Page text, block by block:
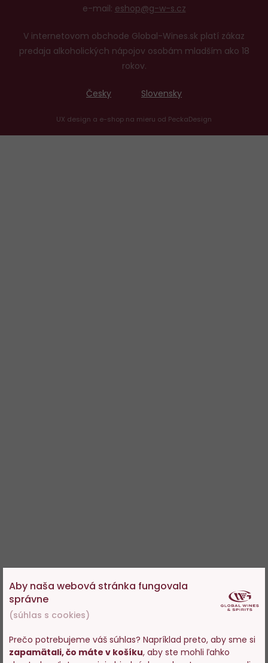
Aby naša webová stránka fungovala
správne
(súhlas s cookies)
Prečo potrebujeme váš súhlas? Napríklad preto, aby sme si
zapamätali, čo máte v košíku, aby ste mohli ľahko
e-mail: eshop@g-w-s.cz
V internetovom obchode Global-Wines.sk platí zákaz
predaja alkoholických nápojov osobám mladším ako 18
rokov.
Česky Slovensky
UX design a e-shop na mieru od PeckaDesign